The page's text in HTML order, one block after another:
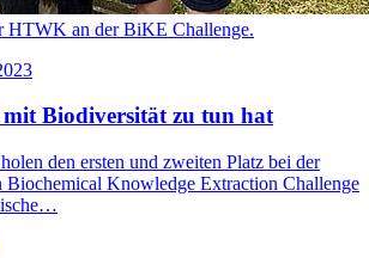
HTWK an der BiKE Challenge.
Biodiversität zu tun hat
den ersten und zweiten Platz bei der
Biochemical Knowledge Extraction Challenge